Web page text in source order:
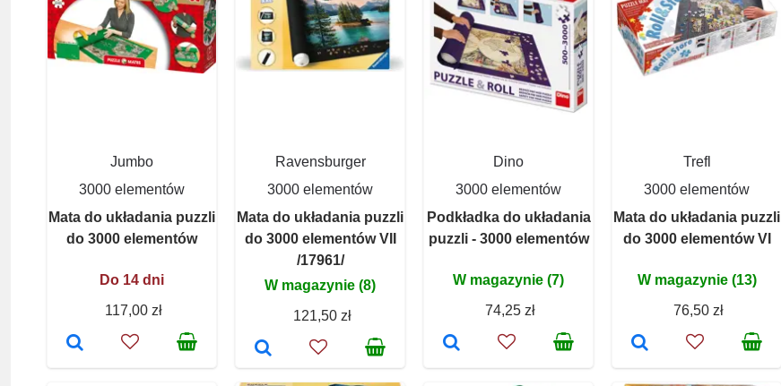
Jumbo
3000 elementów
Mata do układania puzzli
do 3000 elementów
Do 14 dni
117,00 zł
Ravensburger
3000 elementów
Mata do układania puzzli
do 3000 elementów VII
/17961/
W magazynie (8)
121,50 zł
Dino
3000 elementów
Podkładka do układania
puzzli - 3000 elementów
W magazynie (7)
74,25 zł
Trefl
3000 elementów
Mata do układania puzzli
do 3000 elementów VI
W magazynie (13)
76,50 zł